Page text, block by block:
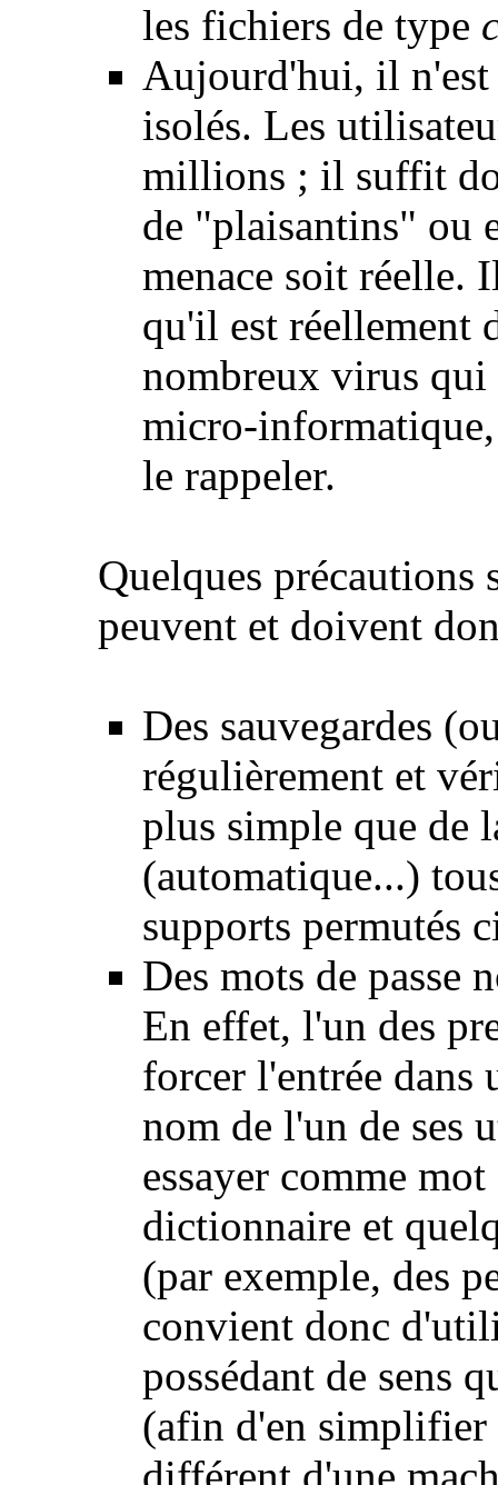
les fichiers de type
Aujourd'hui, il n'est
isolés. Les
millions ; il suffit
de "plaisantins" ou
menace soit réelle.
qu'il est réellement
nombreux virus qui
micro-
le rappeler.
Quelques précautions
peuvent et doivent
Des sauvegardes
régulièrement et
plus simple que de
(automatique...)
supports permutés
Des mots de passe
En effet, l'un des
forcer l'entrée dans
nom de l'un de ses
essayer comme
dictionnaire et
(par exemple, des
convient donc
possédant de sens
(afin d'en simplifier